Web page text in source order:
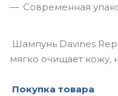
Современная
Шампунь Davines
мягко очищает кожу,
Покупка товара